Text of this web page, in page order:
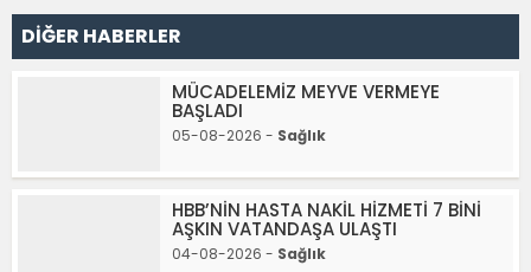
DİĞER HABERLER
MÜCADELEMİZ MEYVE VERMEYE
BAŞLADI
05-08-2026 - Sağlık
HBB’NİN HASTA NAKİL HİZMETİ 7 BİNİ
AŞKIN VATANDAŞA ULAŞTI
04-08-2026 - Sağlık